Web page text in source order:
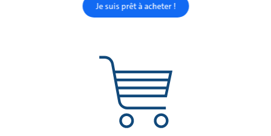
Je suis prêt à acheter !